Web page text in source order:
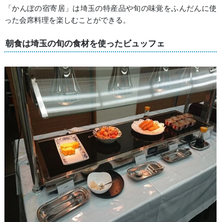
「かんぽの宿寄居」は埼玉の特産品や旬の味覚をふんだんに使
った会席料理を楽しむことができる。
朝食は埼玉の旬の食材を使ったビュッフェ